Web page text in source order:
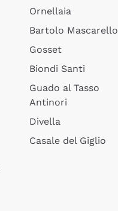
Ornellaia
Bartolo Mascarello
Gosset
Biondi Santi
Guado al Tasso
Antinori
Divella
Casale del Giglio